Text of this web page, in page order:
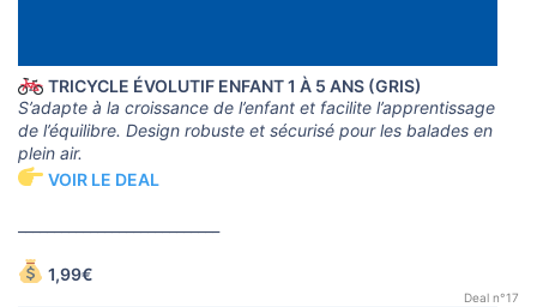
TRICYCLE ÉVOLUTIF ENFANT 1 À 5 ANS (GRIS)
S’adapte à la croissance de l’enfant et facilite l’apprentissage
de l’équilibre. Design robuste et sécurisé pour les balades en
plein air.
VOIR LE DEAL
1,99€
Deal n°17